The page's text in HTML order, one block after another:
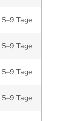
5–9 Tage
5–9 Tage
5–9 Tage
5–9 Tage